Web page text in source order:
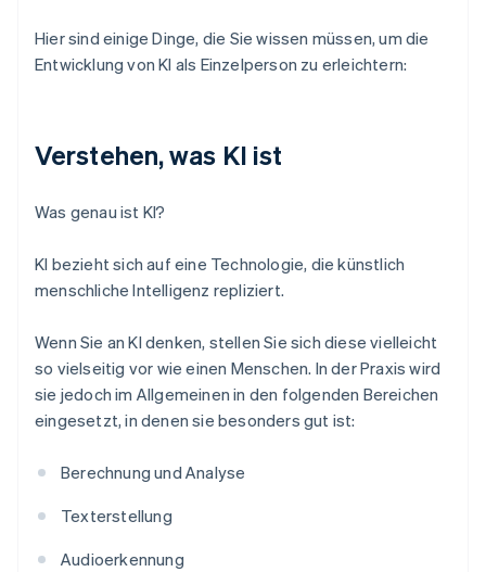
Hier sind einige Dinge, die Sie wissen müssen, um die
Entwicklung von KI als Einzelperson zu erleichtern:
Verstehen, was KI ist
Was genau ist KI?
KI bezieht sich auf eine Technologie, die künstlich
menschliche Intelligenz repliziert.
Wenn Sie an KI denken, stellen Sie sich diese vielleicht
so vielseitig vor wie einen Menschen. In der Praxis wird
sie jedoch im Allgemeinen in den folgenden Bereichen
eingesetzt, in denen sie besonders gut ist:
Berechnung und Analyse
Texterstellung
Audioerkennung